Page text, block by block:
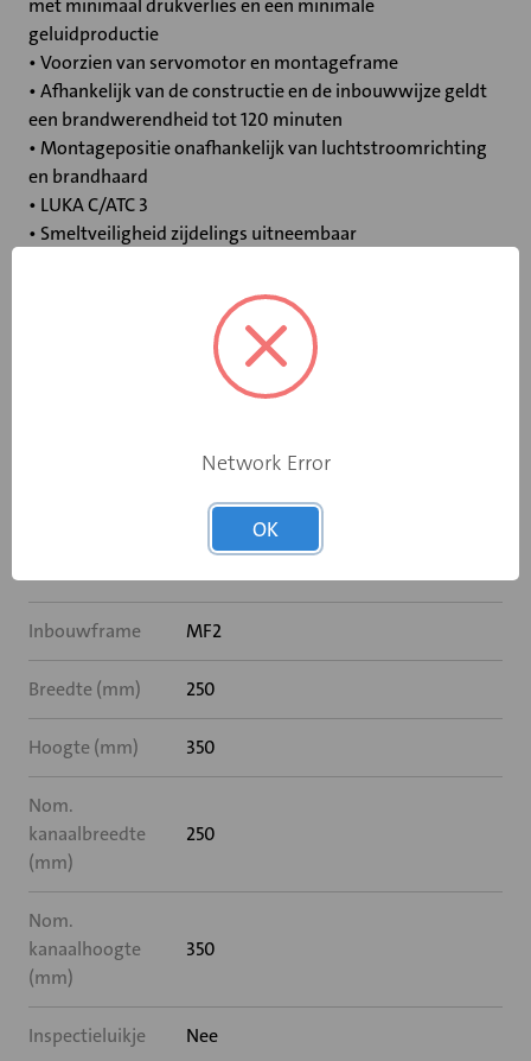
met minimaal drukverlies en een minimale
geluidproductie
• Voorzien van servomotor en montageframe
• Afhankelijk van de constructie en de inbouwwijze geldt
een brandwerendheid tot 120 minuten
• Montagepositie onafhankelijk van luchtstroomrichting
en brandhaard
• LUKA C/ATC 3
• Smeltveiligheid zijdelings uitneembaar
Elektromotor 24 V
Inbouwframe MF2
Breedte (mm) 250
Hoogte (mm) 350
Nom.
kanaalbreedte
(mm)
250
Nom.
kanaalhoogte
(mm)
350
Inspectieluikje Nee
Network Error
OK